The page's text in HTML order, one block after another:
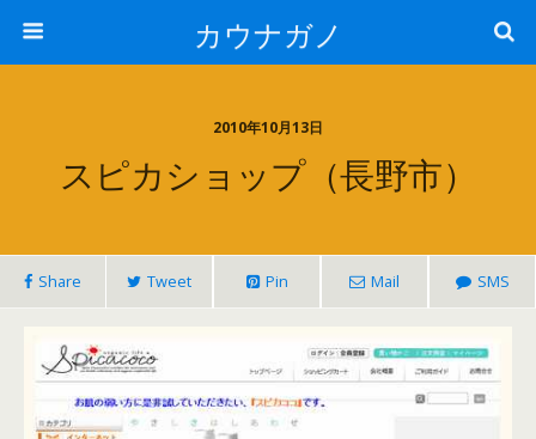
カウナガノ
2010年10月13日
スピカショップ（長野市）
Share Tweet Pin Mail SMS